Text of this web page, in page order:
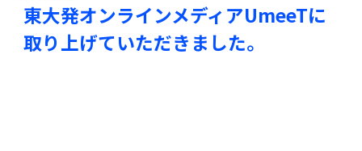
東大発オンラインメディアUmeeTに
取り上げていただきました。